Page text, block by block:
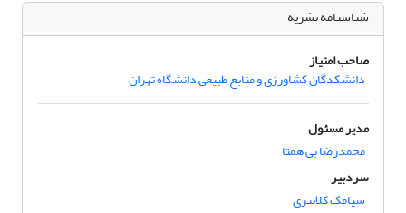
شناسنامه نشریه
صاحب امتیاز
دانشکدگان کشاورزی و منابع طبیعی دانشگاه تهران
مدیر مسئول
محمدرضا بی همتا
سردبیر
سیامک کلانتری